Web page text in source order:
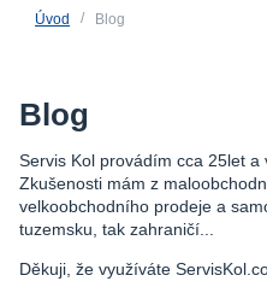
Úvod Blog
Blog
Servis Kol provádím cca 25let a
Zkušenosti mám z
velkoobchodního prodeje a
tuzemsku, tak zahraničí...
Děkuji, že využíváte